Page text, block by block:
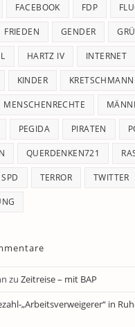
FACEBOOK FDP
FRIEDEN GENDER
HARTZ IV INTERNET
KINDER KRETSCHMANN
MENSCHENRECHTE
PEGIDA PIRATEN
QUERDENKEN721
SPD TERROR TWITTER
zu Zeitreise – mit BAP
„Arbeitsverweigerer“ in